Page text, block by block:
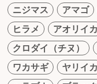
ニジマス
アマゴ
ヒラメ
アオリイカ
クロダイ（チヌ）
ワカサギ
ヤリイカ